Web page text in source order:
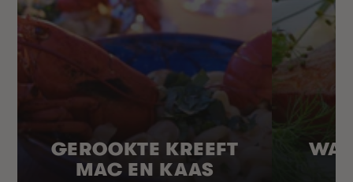
GEROOKTE KREEFT
MAC EN KAAS